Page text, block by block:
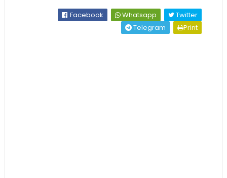
Facebook Whatsapp
Twitter
Telegram
Print